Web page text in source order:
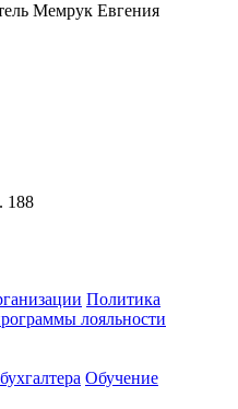
Мемрук Евгения
188
Политика
лояльности
Обучение